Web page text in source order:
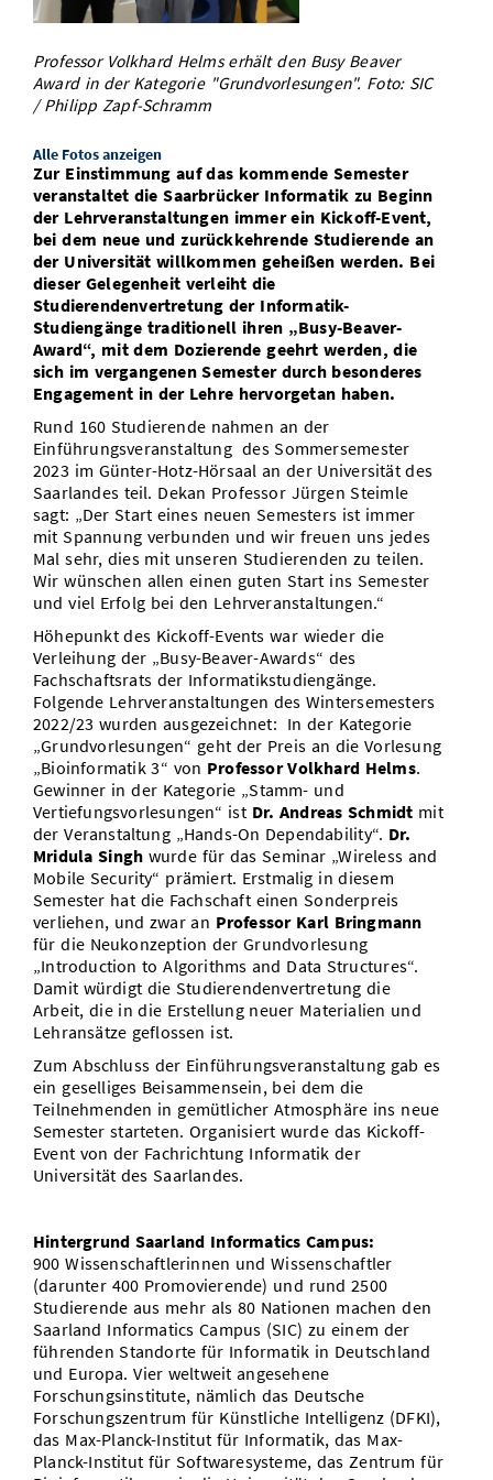
Vom Studium in den Beruf
Study Scheduler
Bibliothek
Open Science/Open Access
Start-ups
Zahlen & Fakten
Kontakt
SIC Podcast
AnsprechpartnerInnen, Personen, Forschungsgruppen
Alumni
Professor Volkhard Helms erhält den Busy Beaver
Award in der Kategorie "Grundvorlesungen". Foto: SIC
/ Philipp Zapf-Schramm
Alle Fotos anzeigen
Zur Einstimmung auf das kommende Semester
veranstaltet die Saarbrücker Informatik zu Beginn
der Lehrveranstaltungen immer ein Kickoff-Event,
bei dem neue und zurückkehrende Studierende an
der Universität willkommen geheißen werden. Bei
dieser Gelegenheit verleiht die
Studierendenvertretung der Informatik-
Studiengänge traditionell ihren „Busy-Beaver-
Award“, mit dem Dozierende geehrt werden, die
sich im vergangenen Semester durch besonderes
Engagement in der Lehre hervorgetan haben.
Rund 160 Studierende nahmen an der
Einführungsveranstaltung des Sommersemester
2023 im Günter-Hotz-Hörsaal an der Universität des
Saarlandes teil. Dekan Professor Jürgen Steimle
sagt: „Der Start eines neuen Semesters ist immer
mit Spannung verbunden und wir freuen uns jedes
Mal sehr, dies mit unseren Studierenden zu teilen.
Wir wünschen allen einen guten Start ins Semester
und viel Erfolg bei den Lehrveranstaltungen.“
Höhepunkt des Kickoff-Events war wieder die
Verleihung der „Busy-Beaver-Awards“ des
Fachschaftsrats der Informatikstudiengänge.
Folgende Lehrveranstaltungen des Wintersemesters
2022/23 wurden ausgezeichnet: In der Kategorie
„Grundvorlesungen“ geht der Preis an die Vorlesung
„Bioinformatik 3“ von Professor Volkhard Helms.
Gewinner in der Kategorie „Stamm- und
Vertiefungsvorlesungen“ ist Dr. Andreas Schmidt mit
der Veranstaltung „Hands-On Dependability“. Dr.
Mridula Singh wurde für das Seminar „Wireless and
Mobile Security“ prämiert. Erstmalig in diesem
Semester hat die Fachschaft einen Sonderpreis
verliehen, und zwar an Professor Karl Bringmann
für die Neukonzeption der Grundvorlesung
„Introduction to Algorithms and Data Structures“.
Damit würdigt die Studierendenvertretung die
Arbeit, die in die Erstellung neuer Materialien und
Lehransätze geflossen ist.
Zum Abschluss der Einführungsveranstaltung gab es
ein geselliges Beisammensein, bei dem die
Teilnehmenden in gemütlicher Atmosphäre ins neue
Semester starteten. Organisiert wurde das Kickoff-
Event von der Fachrichtung Informatik der
Universität des Saarlandes.
Hintergrund Saarland Informatics Campus:
900 Wissenschaftlerinnen und Wissenschaftler
(darunter 400 Promovierende) und rund 2500
Studierende aus mehr als 80 Nationen machen den
Saarland Informatics Campus (SIC) zu einem der
führenden Standorte für Informatik in Deutschland
und Europa. Vier weltweit angesehene
Forschungsinstitute, nämlich das Deutsche
Forschungszentrum für Künstliche Intelligenz (DFKI),
das Max-Planck-Institut für Informatik, das Max-
Planck-Institut für Softwaresysteme, das Zentrum für